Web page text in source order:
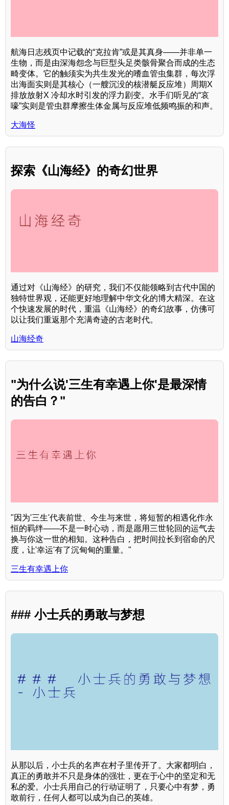
航海日志残页中记载的“克拉肯”或是其真身——并非单一
生物，而是由深海怨念与巨型头足类骸骨聚合而成的生态
畸变体。它的触须实为共生发光的嗜血管虫集群，每次浮
出海面实则是其核心（一艘沉没的核潜艇反应堆）周期X
排放放射X 冷却水时引发的浮力剧变。水手们听见的“哀
嚎”实则是管虫群摩擦生体金属与反应堆低频鸣振的和声。
大海怪
探索《山海经》的奇幻世界
通过对《山海经》的研究，我们不仅能领略到古代中国的
独特世界观，还能更好地理解中华文化的博大精深。在这
个快速发展的时代，重温《山海经》的奇幻故事，仿佛可
以让我们重返那个充满奇迹的古老时代。
山海经奇
"为什么说'三生有幸遇上你'是最深情
的告白？"
"因为'三生'代表前世、今生与来世，将短暂的相遇化作永
恒的羁绊——不是一时心动，而是愿用三世轮回的运气去
换与你这一世的相知。这种告白，把时间拉长到宿命的尺
度，让'幸运'有了沉甸甸的重量。"
三生有幸遇上你
### 小士兵的勇敢与梦想
从那以后，小士兵的名声在村子里传开了。大家都明白，
真正的勇敢并不只是身体的强壮，更在于心中的坚定和无
私的爱。小士兵用自己的行动证明了，只要心中有梦，勇
敢前行，任何人都可以成为自己的英雄。